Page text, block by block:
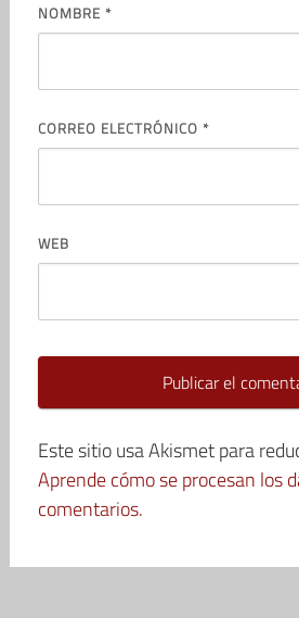
NOMBRE *
CORREO ELECTRÓNICO *
WEB
Este sitio usa Akismet para
Aprende cómo se procesan los
comentarios.